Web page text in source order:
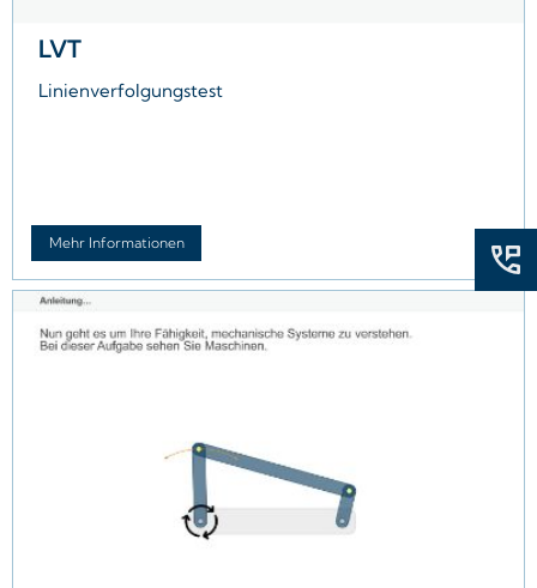
LVT
Linienverfolgungstest
Mehr Informationen